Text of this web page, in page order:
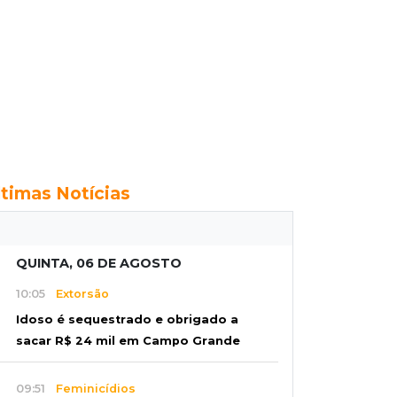
Notícias
QUINTA, 06 DE AGOSTO
10:05 Extorsão
Idoso é sequestrado e obrigado a
sacar R$ 24 mil em Campo Grande
09:51 Feminicídios